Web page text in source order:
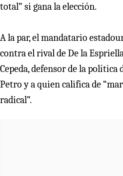
total” si gana la elección.
A la par, el mandatario
contra el rival de De la
Cepeda, defensor de la política
Petro y a quien califica de
radical”.